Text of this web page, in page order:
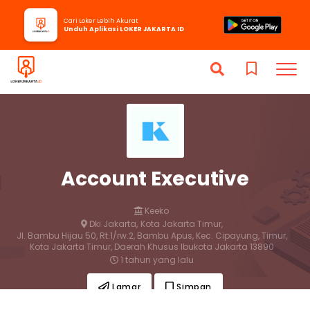
Account Executive
Keeko
Dki Jakarta, Kota Jakarta Timur,
Jl. Bambu Hijau 50, Rt.1/rw.2, Bambu Apus, Kec. Cipayung, Timur,
Kota Jakarta Timur, Daerah Khusus Ibukota Jakarta 13890
1 tahun yang lalu
Lamar Simpan
Cari Loker Lebih Akurat
Unduh Aplikasi LOKER JAKARTA ID